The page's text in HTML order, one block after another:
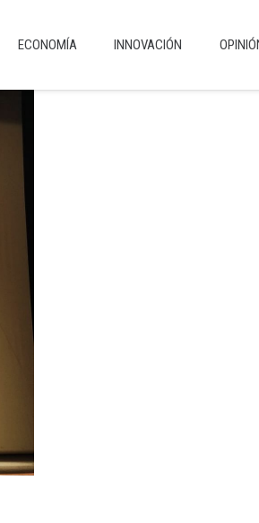
ECONOMÍA INNOVACIÓN